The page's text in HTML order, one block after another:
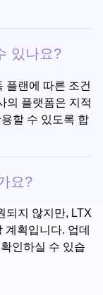
있나요?
플랜에 따른 조건
의 플랫폼은 지적
할 수 있도록 합
요?
되지 않지만, LTX
획입니다. 업데
인하실 수 있습